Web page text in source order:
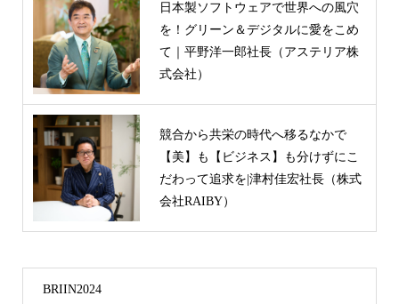
日本製ソフトウェアで世界への風穴
を！グリーン＆デジタルに愛をこめ
て｜平野洋一郎社長（アステリア株
式会社）
競合から共栄の時代へ移るなかで
【美】も【ビジネス】も分けずにこ
だわって追求を|津村佳宏社長（株式
会社RAIBY）
BRIIN2024